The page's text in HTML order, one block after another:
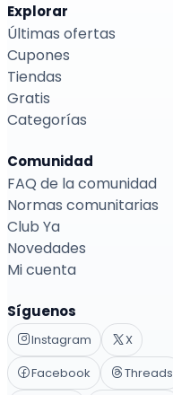
Explorar
Últimas ofertas
Cupones
Tiendas
Gratis
Categorías
Comunidad
FAQ de la comunidad
Normas comunitarias
Club Ya
Novedades
Mi cuenta
Síguenos
Instagram
X
Facebook
Threads